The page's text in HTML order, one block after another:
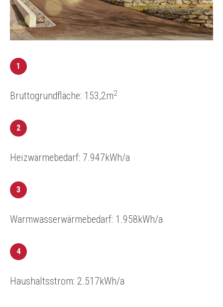
1
Bruttogrundfläche: 153,2m2
2
Heizwärmebedarf: 7.947kWh/a
3
Warmwasserwärmebedarf: 1.958kWh/a
4
Haushaltsstrom: 2.517kWh/a